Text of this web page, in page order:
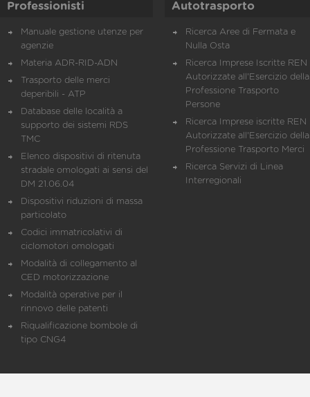
Professionisti
Manuale gestione utenze per
agenzie
Materia ADR-RID-ADN
Trasporto delle merci
deperibili - ATP
Database delle località a
supporto dei sistemi RDS
TMC
Elenco dispositivi di ritenuta
stradale omologati ai sensi del
DM 21.06.04
Dispositivi riduzioni di massa
particolato
Codici immatricolativi di
ciclomotori omologati
Modalità di collegamento al
CED motorizzazione
Modalità operative per il
rinnovo delle patenti
Riqualificazione bombole di
tipo CNG4
Autotrasporto
Ricerca Aree di Fermata e
Nulla Osta
Ricerca Imprese Iscritte REN
Autorizzate all'Esercizio della
Professione Trasporto
Persone
Ricerca Imprese iscritte REN
Autorizzate all'Esercizio della
Professione Trasporto Merci
Ricerca Servizi di Linea
Interregionali